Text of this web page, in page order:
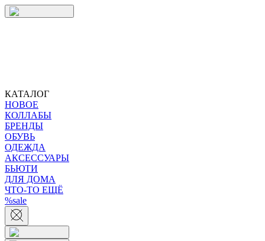
КАТАЛОГ
НОВОЕ
КОЛЛАБЫ
БРЕНДЫ
ОБУВЬ
ОДЕЖДА
АКСЕССУАРЫ
БЬЮТИ
ДЛЯ ДОМА
ЧТО-ТО ЕЩЁ
%sale